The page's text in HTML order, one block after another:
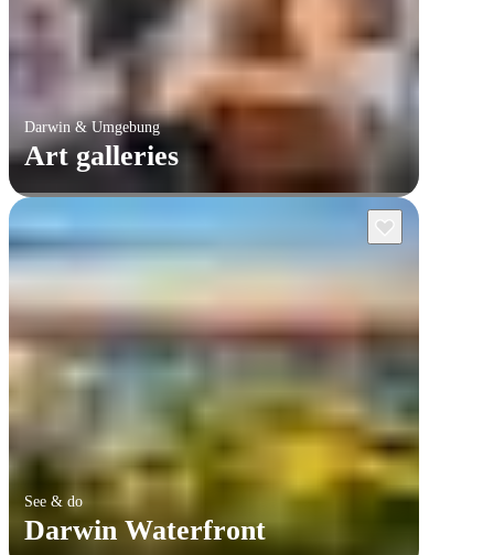
Darwin & Umgebung
Art galleries
See & do
Darwin Waterfront